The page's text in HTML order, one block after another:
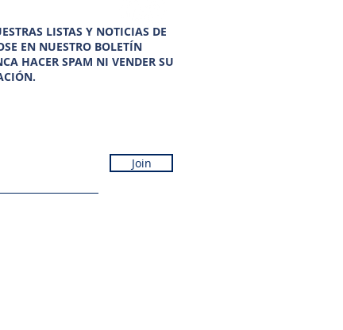
LISTAS Y NOTICIAS DE
EN NUESTRO BOLETÍN
HACER SPAM NI VENDER SU
Join